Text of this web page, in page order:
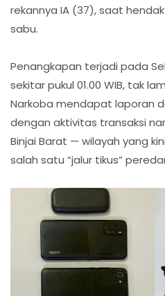
rekannya IA (37), saat
sabu.
Penangkapan terjadi pada
sekitar pukul 01.00 WIB, tak
Narkoba mendapat laporan
dengan aktivitas transaksi
Binjai Barat — wilayah yang
salah satu “jalur tikus”